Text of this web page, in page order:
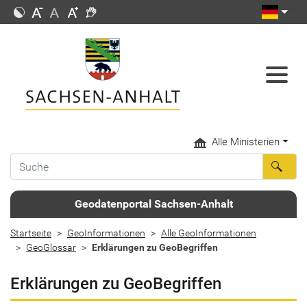
Alle Ministerien
Geodatenportal Sachsen-Anhalt
Startseite GeoInformationen
Alle GeoInformationen
GeoGlossar
Erklärungen zu GeoBegriffen
Erklärungen zu GeoBegriffen